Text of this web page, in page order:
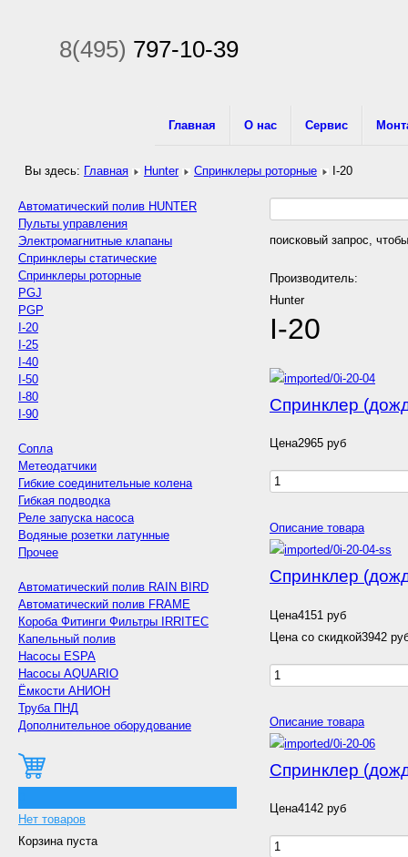
8(495) 797-10-39
Главная О нас Сервис
Вы здесь: Главная Hunter Спринклеры роторные I-20
Автоматический полив HUNTER
Пульты управления
Электромагнитные клапаны
Спринклеры статические
Спринклеры роторные
PGJ
PGP
I-20
I-25
I-40
I-50
I-80
I-90
Сопла
Метеодатчики
Гибкие соединительные колена
Гибкая подводка
Реле запуска насоса
Водяные розетки латунные
Прочее
Автоматический полив RAIN BIRD
Автоматический полив FRAME
Короба Фитинги Фильтры IRRITEC
Капельный полив
Насосы ESPA
Насосы AQUARIO
Ёмкости АНИОН
Труба ПНД
Дополнительное оборудование
Нет товаров
Корзина пуста
поисковый запрос,
Производитель:
Hunter
I-20
Спринклер
Цена2965 руб
Описание товара
Спринклер
Цена4151 руб
Цена со скидкой3942
Описание товара
Спринклер
Цена4142 руб